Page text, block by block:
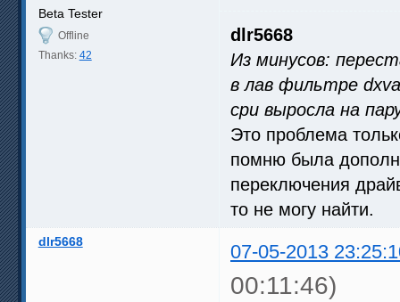
Beta Tester
Offline
Thanks: 42
dlr5668
Из минусов:
в лав фильтре
cpu выросла на
Это проблема
помню была
переключения
то не могу найти.
dlr5668 07-05-2013
00:11:46)